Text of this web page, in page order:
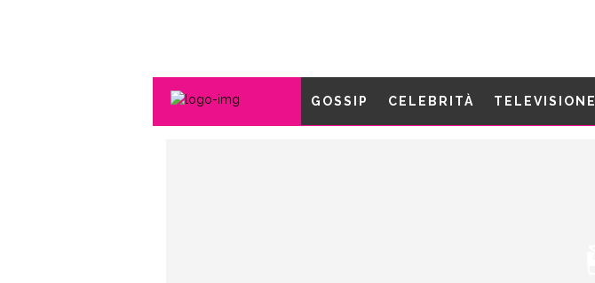
GOSSIP CELEBRITÀ TELEVISIONE